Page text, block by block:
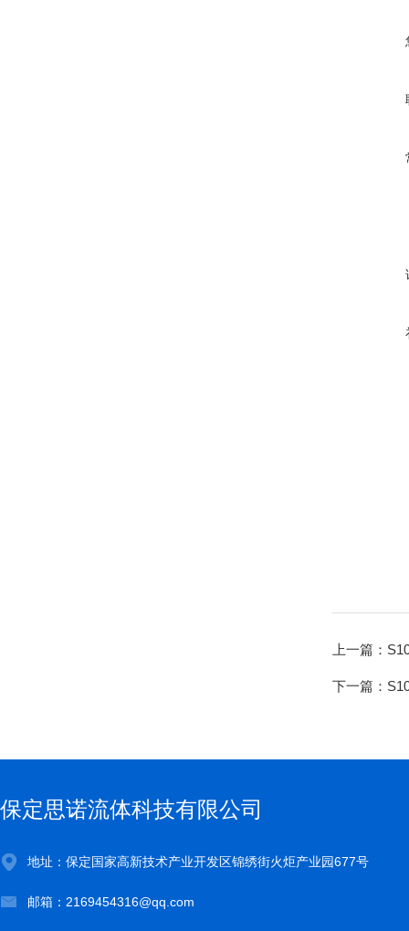
上一篇：
下一篇：
保定思诺流体科技有限公司
地址：保定国家高新技术产业开发区锦绣街火炬产业园677号
邮箱：2169454316@qq.com